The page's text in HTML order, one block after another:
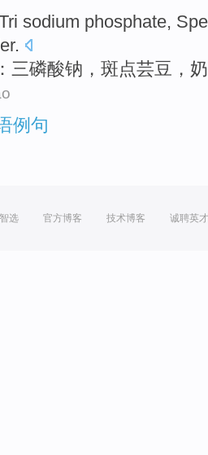
sodium phosphate,
.
： 三磷酸钠 ，斑点芸豆 ，
例句
选 官方博客 技术博客 诚聘英才